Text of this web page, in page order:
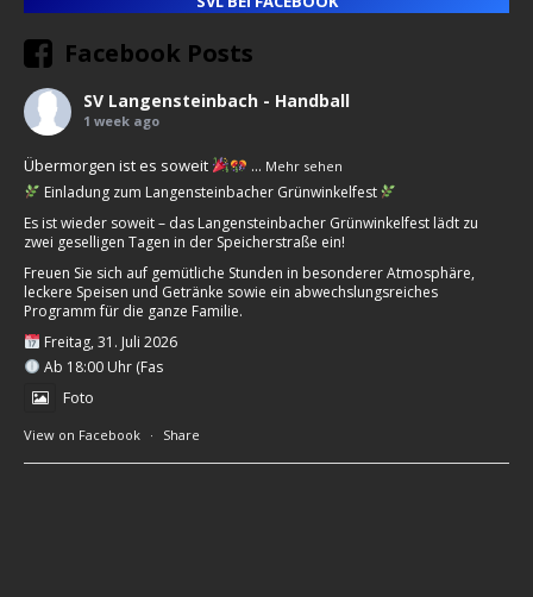
Facebook Posts
SV Langensteinbach - Handball
1 week ago
Übermorgen ist es soweit
Einladung zum Langensteinbacher Grünwinkelfest
Es ist wieder soweit – das Langensteinbacher Grünwinkelfest lädt zu
zwei geselligen Tagen in der Speicherstraße ein!
Freuen Sie sich auf gemütliche Stunden in besonderer Atmosphäre,
leckere Speisen und Getränke sowie ein abwechslungsreiches
Programm für die ganze Familie.
Freitag, 31. Juli 2026
Ab 18:00 Uhr (Fas
... Mehr sehen
Foto
View on Facebook · Share